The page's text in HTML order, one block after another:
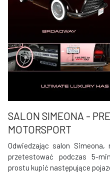
SALON SIMEONA -
MOTORSPORT
Odwiedzając salon
przetestować podczas 5-
prostu kupić następujące